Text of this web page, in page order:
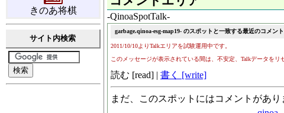
きのあ将棋
サイト内検索
-QinoaSpotTalk-